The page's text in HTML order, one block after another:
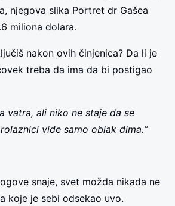
njegova slika Portret dr Gašea
miliona dolara.
nakon ovih činjenica? Da li je
treba da ima da bi postigao
vatra, ali niko ne staje da se
vide samo oblak dima.“
snaje, svet možda nikada ne
koje je sebi odsekao uvo.